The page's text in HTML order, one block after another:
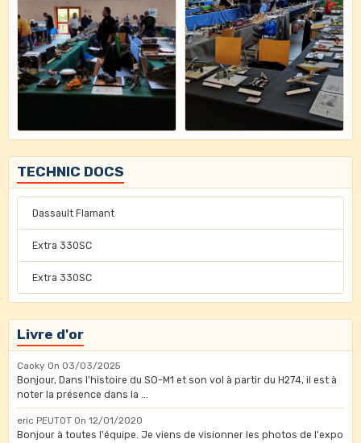
TECHNIC DOCS
Dassault Flamant
Extra 330SC
Extra 330SC
Livre d'or
Caoky On 03/03/2025
Bonjour, Dans l'histoire du SO-M1 et son vol à partir du H274, il est à
noter la présence dans la ...
eric PEUTOT On 12/01/2020
Bonjour à toutes l'équipe. Je viens de visionner les photos de l'expo